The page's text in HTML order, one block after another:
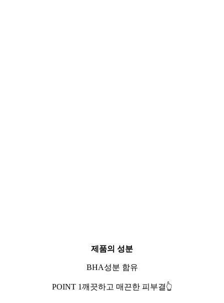
제품의 성분
BHA성분 함유
POINT 1깨끗하고 매끈한 피부결👆